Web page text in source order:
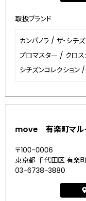
取扱ブランド
カンパノラ / ザ・シチ
プロマスター / クロ
シチズンコレクション /
move 有楽町マル
〒100-0006
東京都 千代田区 有楽
03-6738-3880